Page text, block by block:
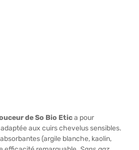
de So Bio Etica pour
aux cuirs chevelus sensibles.
(argile blanche, kaolin,